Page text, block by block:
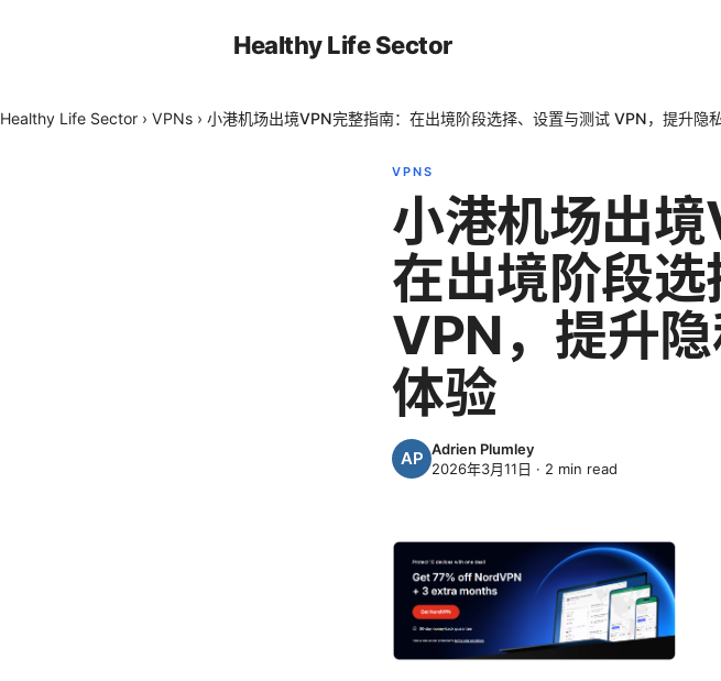
Healthy Life Sector
Healthy Life Sector › VPNs › 小港机场出境VPN完整指南：在出境阶段选择、设置与测试 VPN，提升隐
VPNS
小港机场出境
在出境阶段
VPN，提升
体验
Adrien Plumley
2026年3月11日 · 2 min read